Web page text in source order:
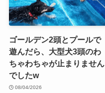
ゴールデン2頭とプールで
遊んだら、大型犬3頭のわ
ちゃわちゃが止まりません
でしたw
08/04/2026